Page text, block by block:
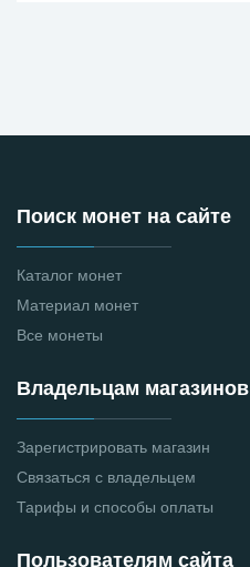
Поиск монет на сайте
Каталог монет
Материал монет
Все монеты
Владельцам магазинов
Зарегистрировать магазин
Связаться с владельцем
Тарифы и способы оплаты
Пользователям сайта